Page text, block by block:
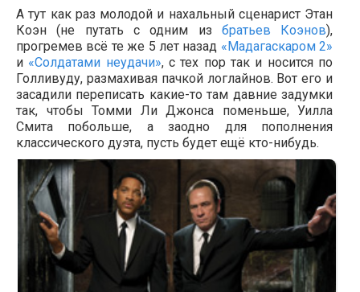
А тут как раз молодой и нахальный сценарист Этан
Коэн (не путать с одним из братьев Коэнов),
прогремев всё те же 5 лет назад «Мадагаскаром 2»
и «Солдатами неудачи», с тех пор так и носится по
Голливуду, размахивая пачкой логлайнов. Вот его и
засадили переписать какие-то там давние задумки
так, чтобы Томми Ли Джонса поменьше, Уилла
Смита побольше, а заодно для пополнения
классического дуэта, пусть будет ещё кто-нибудь.